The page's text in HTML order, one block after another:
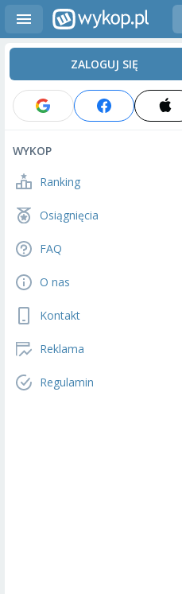
ZALOGUJ SIĘ
WYKOP
Ranking
Osiągnięcia
FAQ
O nas
Kontakt
Reklama
Regulamin